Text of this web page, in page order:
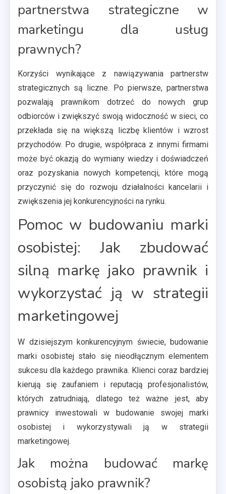
partnerstwa strategiczne w
marketingu dla usług
prawnych?
Korzyści wynikające z nawiązywania partnerstw
strategicznych są liczne. Po pierwsze, partnerstwa
pozwalają prawnikom dotrzeć do nowych grup
odbiorców i zwiększyć swoją widoczność w sieci, co
przekłada się na większą liczbę klientów i wzrost
przychodów. Po drugie, współpraca z innymi firmami
może być okazją do wymiany wiedzy i doświadczeń
oraz pozyskania nowych kompetencji, które mogą
przyczynić się do rozwoju działalności kancelarii i
zwiększenia jej konkurencyjności na rynku.
Pomoc w budowaniu marki
osobistej: Jak zbudować
silną markę jako prawnik i
wykorzystać ją w strategii
marketingowej
W dzisiejszym konkurencyjnym świecie, budowanie
marki osobistej stało się nieodłącznym elementem
sukcesu dla każdego prawnika. Klienci coraz bardziej
kierują się zaufaniem i reputacją profesjonalistów,
których zatrudniają, dlatego też ważne jest, aby
prawnicy inwestowali w budowanie swojej marki
osobistej i wykorzystywali ją w strategii
marketingowej.
Jak można budować markę
osobistą jako prawnik?